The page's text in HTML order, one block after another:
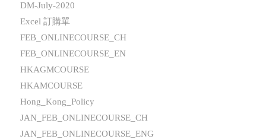
DM-July-2020
Excel 訂購單
FEB_ONLINECOURSE_CH
FEB_ONLINECOURSE_EN
HKAGMCOURSE
HKAMCOURSE
Hong_Kong_Policy
JAN_FEB_ONLINECOURSE_CH
JAN_FEB_ONLINECOURSE_ENG